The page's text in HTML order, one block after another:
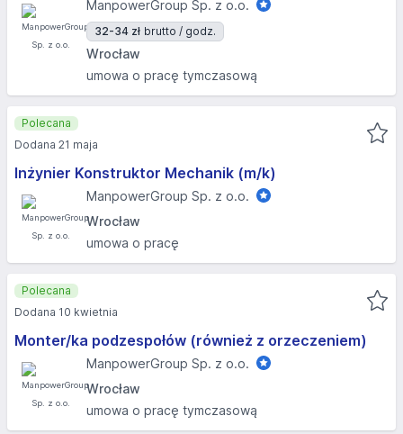
ManpowerGroup Sp. z o.o.
32-34 zł brutto / godz.
Wrocław
umowa o pracę tymczasową
Inżynier Konstruktor Mechanik (m/k)
ManpowerGroup Sp. z o.o.
Wrocław
umowa o pracę
Polecana
Dodana 21 maja
Monter/ka podzespołów (również z orzeczeniem)
ManpowerGroup Sp. z o.o.
Wrocław
umowa o pracę tymczasową
Polecana
Dodana 10 kwietnia